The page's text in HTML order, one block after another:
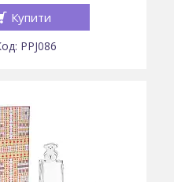
Купити
PPJ086